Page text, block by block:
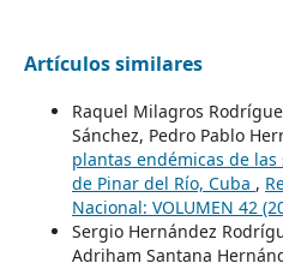
Artículos similares
Raquel Milagros
Sánchez, Pedro Pablo
plantas endémicas de
de Pinar del Río, Cuba ,
Nacional: VOLUMEN 42
Sergio Hernández
Adriham Santana